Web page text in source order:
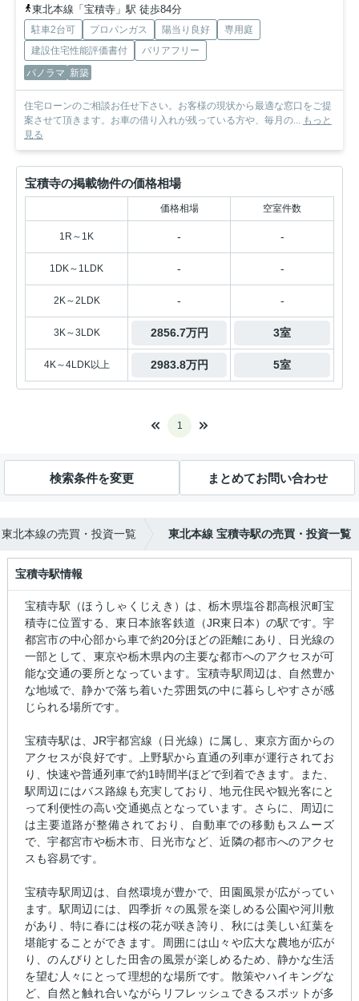
東北本線「宝積寺」駅 徒歩84分
駐車2台可 プロパンガス 陽当り良好
専用庭
建設住宅性能評価書付
バリアフリー
パノラマ 新築
住宅ローンのご相談お任せ下さい。お客様の現状から最適な窓口をご提
案させて頂きます。お車の借り入れが残っている方や、毎月の... もっと
見る
宝積寺の掲載物件の価格相場
価格相場 空室件数
1R～1K - -
1DK～1LDK - -
2K～2LDK - -
3K～3LDK 2856.7万円 3室
4K～4LDK以上 2983.8万円 5室
1
検索条件を変更 まとめてお問い合わせ
東北本線の売買・投資一覧 東北本線 宝積寺駅の売買・投資一覧
宝積寺駅情報
宝積寺駅（ほうしゃくじえき）は、栃木県塩谷郡高根沢町宝
積寺に位置する、東日本旅客鉄道（JR東日本）の駅です。宇
都宮市の中心部から車で約20分ほどの距離にあり、日光線の
一部として、東京や栃木県内の主要な都市へのアクセスが可
能な交通の要所となっています。宝積寺駅周辺は、自然豊か
な地域で、静かで落ち着いた雰囲気の中に暮らしやすさが感
じられる場所です。
宝積寺駅は、JR宇都宮線（日光線）に属し、東京方面からの
アクセスが良好です。上野駅から直通の列車が運行されてお
り、快速や普通列車で約1時間半ほどで到着できます。また、
駅周辺にはバス路線も充実しており、地元住民や観光客にと
って利便性の高い交通拠点となっています。さらに、周辺に
は主要道路が整備されており、自動車での移動もスムーズ
で、宇都宮市や栃木市、日光市など、近隣の都市へのアクセ
スも容易です。
宝積寺駅周辺は、自然環境が豊かで、田園風景が広がってい
ます。駅周辺には、四季折々の風景を楽しめる公園や河川敷
があり、特に春には桜の花が咲き誇り、秋には美しい紅葉を
堪能することができます。周囲には山々や広大な農地が広が
り、のんびりとした田舎の風景が楽しめるため、静かな生活
を望む人々にとって理想的な場所です。散策やハイキングな
ど、自然と触れ合いながらリフレッシュできるスポットが多